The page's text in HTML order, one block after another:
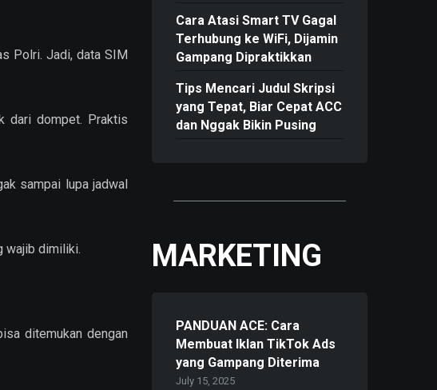
Polri. Jadi, data SIM
dari dompet. Praktis
sampai lupa jadwal
wajib dimiliki.
ditemukan dengan
Cara Atasi Smart TV Gagal
Terhubung ke WiFi, Dijamin
Gampang Dipraktikkan
Tips Mencari Judul Skripsi
yang Tepat, Biar Cepat ACC
dan Nggak Bikin Pusing
MARKETING
PANDUAN ACE: Cara
Membuat Iklan TikTok Ads
yang Gampang Diterima
July 15, 2025